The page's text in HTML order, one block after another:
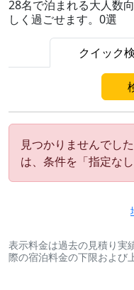
28名で泊まれる大人数
しく過ごせます。0選
クイック
見つかりませんでし
は、条件を「指定な
表示料金は過去の見積り実
際の宿泊料金の下限および